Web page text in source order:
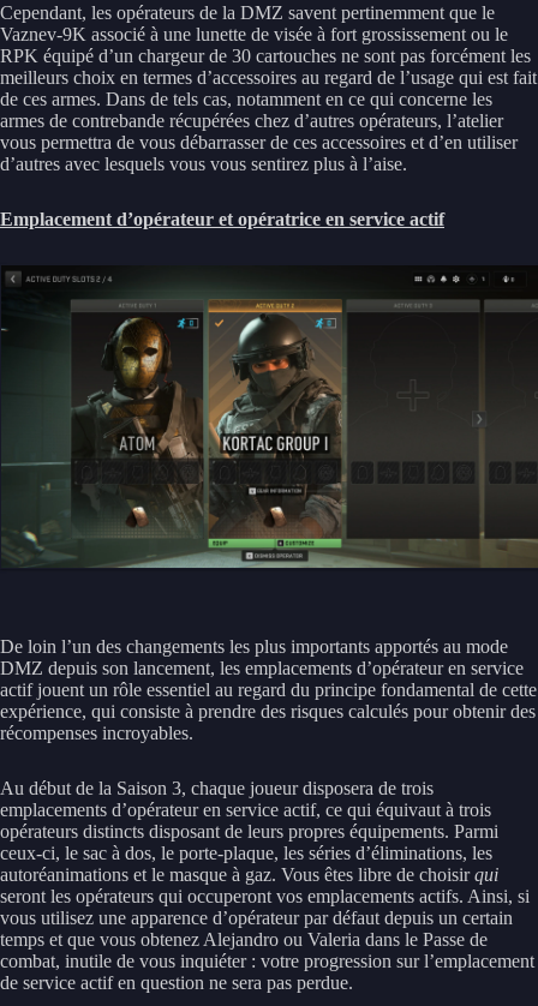
Cependant, les opérateurs de la DMZ savent pertinemment que le
Vaznev-9K associé à une lunette de visée à fort grossissement ou le
RPK équipé d’un chargeur de 30 cartouches ne sont pas forcément les
meilleurs choix en termes d’accessoires au regard de l’usage qui est fait
de ces armes. Dans de tels cas, notamment en ce qui concerne les
armes de contrebande récupérées chez d’autres opérateurs, l’atelier
vous permettra de vous débarrasser de ces accessoires et d’en utiliser
d’autres avec lesquels vous vous sentirez plus à l’aise.
Emplacement d’opérateur et opératrice en service actif
De loin l’un des changements les plus importants apportés au mode
DMZ depuis son lancement, les emplacements d’opérateur en service
actif jouent un rôle essentiel au regard du principe fondamental de cette
expérience, qui consiste à prendre des risques calculés pour obtenir des
récompenses incroyables.
Au début de la Saison 3, chaque joueur disposera de trois
emplacements d’opérateur en service actif, ce qui équivaut à trois
opérateurs distincts disposant de leurs propres équipements. Parmi
ceux-ci, le sac à dos, le porte-plaque, les séries d’éliminations, les
autoréanimations et le masque à gaz. Vous êtes libre de choisirqui
seront les opérateurs qui occuperont vos emplacements actifs. Ainsi, si
vous utilisez une apparence d’opérateur par défaut depuis un certain
temps et que vous obtenez Alejandro ou Valeria dans le Passe de
combat, inutile de vous inquiéter : votre progression sur l’emplacement
de service actif en question ne sera pas perdue.